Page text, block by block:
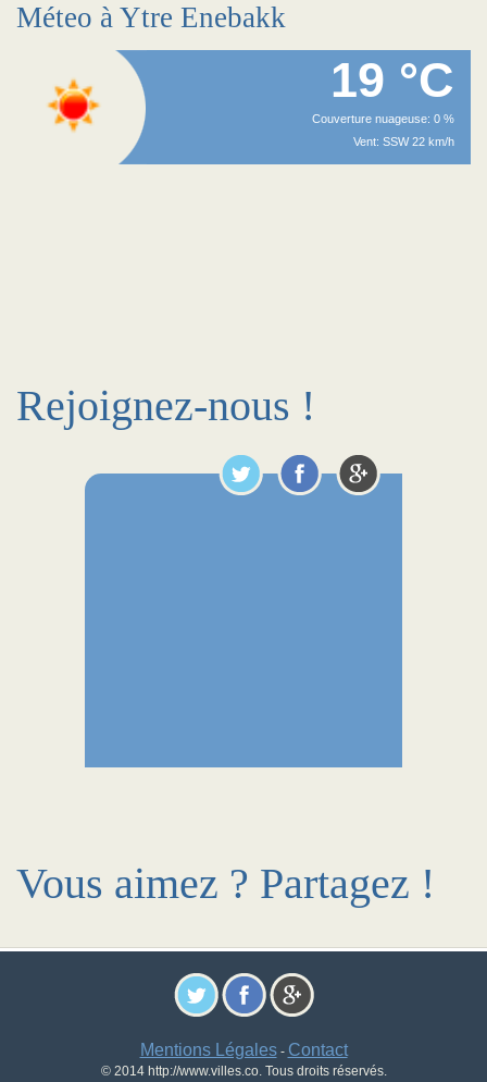
Méteo à Ytre Enebakk
19 °C
Couverture nuageuse: 0 %
Vent: SSW 22 km/h
Rejoignez-nous !
Vous aimez ? Partagez !
Mentions Légales- Contact
© 2014 http://www.villes.co. Tous droits réservés.